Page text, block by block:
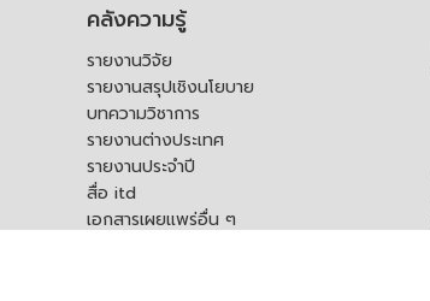
คลังความรู้
รายงานวิจัย
รายงานสรุปเชิงนโยบาย
บทความวิชาการ
รายงานต่างประเทศ
รายงานประจำปี
สื่อ itd
เอกสารเผยแพร่อื่น ๆ